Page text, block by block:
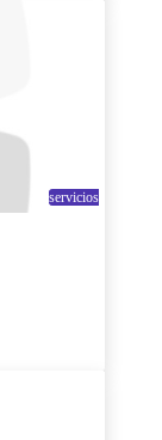
servicios